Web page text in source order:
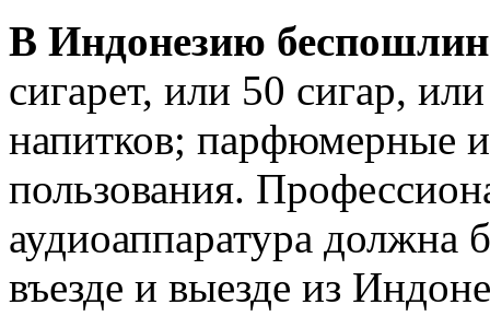
В Индонезию
сигарет, или 50 сигар,
напитков; парфюмерные
пользования.
аудиоаппаратура должна
въезде и выезде из